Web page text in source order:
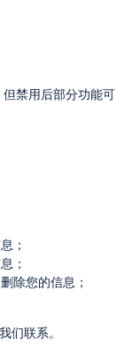
禁用后部分功能可
；
；
除您的信息；
们联系。